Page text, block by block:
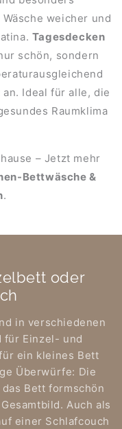
weicher und
Tagesdecken
schön, sondern
Ideal für alle, die
Raumklima
– Jetzt mehr
Bettwäsche &
.
oder
in verschiedenen
für Einzel- und
ein kleines Bett
Überwürfe: Die
Bett formschön
Auch als
einer Schlafcouch